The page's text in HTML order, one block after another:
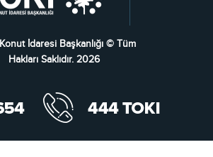
İdaresi Başkanlığı © Tüm
Hakları Saklıdır. 2026